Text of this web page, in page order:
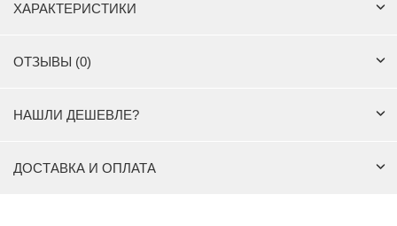
ХАРАКТЕРИСТИКИ
ОТЗЫВЫ (0)
НАШЛИ ДЕШЕВЛЕ?
ДОСТАВКА И ОПЛАТА